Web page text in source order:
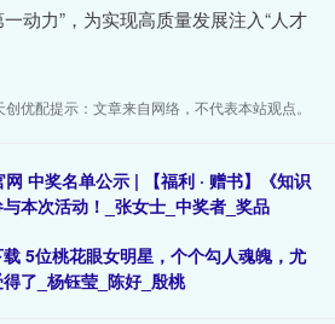
一动力”，为实现高质量发展注入“人才
创优配提示：文章来自网络，不代表本站观点。
中奖名单公示 | 【福利 · 赠书】《知识
本次活动！_张女士_中奖者_奖品
5位桃花眼女明星，个个勾人魂魄，尤
了_杨钰莹_陈好_殷桃